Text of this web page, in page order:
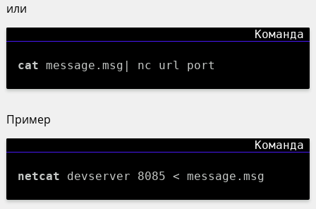
или
cat message.msg| nc url port
Пример
netcat devserver 8085 < message.msg